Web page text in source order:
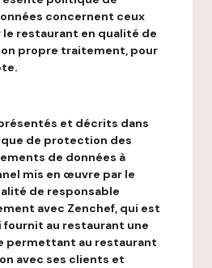
concernent ceux
restaurant en qualité de
propre traitement, pour
et décrits dans
de protection des
de données à
mis en œuvre par le
de responsable
avec Zenchef, qui est
au restaurant une
permettant au restaurant
avec ses clients et